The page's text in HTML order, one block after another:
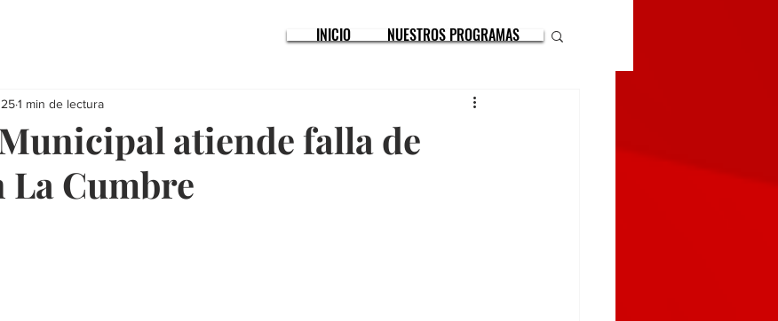
atiende falla de
La Cumbre
1 min de lectura
INICIO NUESTROS PROGRAMAS